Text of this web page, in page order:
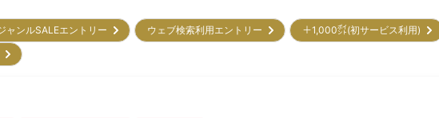
ャンルSALEエントリー ウェブ検索利用エントリー ＋1,000㌽(初サービス利用)
)